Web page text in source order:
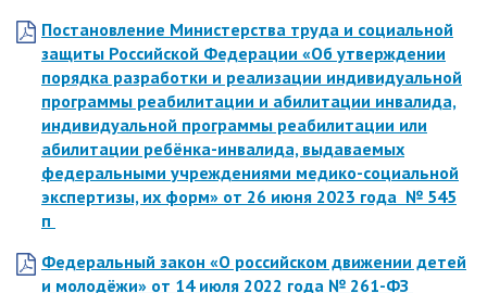
Постановление Министерства труда и социальной
защиты Российской Федерации «Об утверждении
порядка разработки и реализации индивидуальной
программы реабилитации и абилитации инвалида,
индивидуальной программы реабилитации или
абилитации ребёнка-инвалида, выдаваемых
федеральными учреждениями медико-социальной
экспертизы, их форм» от 26 июня 2023 года № 545
п
Федеральный закон «О российском движении детей
и молодёжи» от 14 июля 2022 года № 261-ФЗ